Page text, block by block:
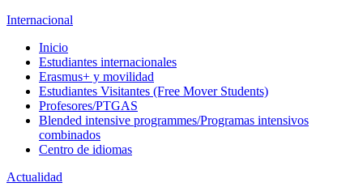
Internacional
Inicio
Estudiantes internacionales
Erasmus+ y movilidad
Estudiantes Visitantes (Free Mover Students)
Profesores/PTGAS
Blended intensive programmes/Programas intensivos
combinados
Centro de idiomas
Actualidad